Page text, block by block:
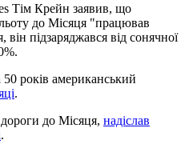
Тім Крейн заявив, що
до Місяця "працював
підзаряджався від сонячної
років американський
.
до Місяця, надіслав
.